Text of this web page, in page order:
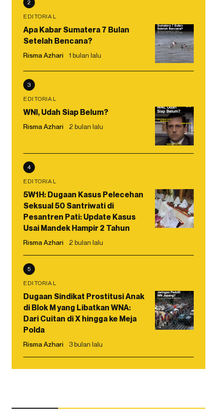
2
EDITORIAL
Apa Kabar Sumatera 7 Bulan
Setelah Bencana?
Risma Azhari 1 bulan lalu
3
EDITORIAL
WNI, Udah Siap Belum?
Risma Azhari 2 bulan lalu
4
EDITORIAL
5W1H: Dugaan Kasus Pelecehan
Seksual 50 Santriwati di
Pesantren Pati: Update Kasus
Usai Mandek Hampir 2 Tahun
Risma Azhari 2 bulan lalu
5
EDITORIAL
Dugaan Sindikat Prostitusi Anak
di Blok M yang Libatkan WNA:
Dari Cuitan di X hingga ke Meja
Polda
Risma Azhari 3 bulan lalu